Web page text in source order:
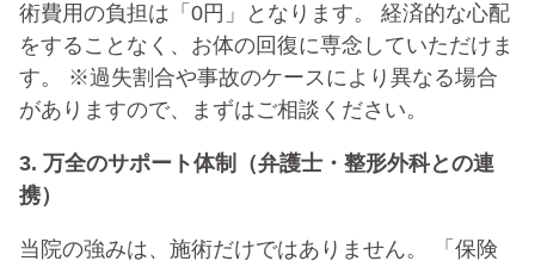
術費用の負担は「0円」となります。 経済的な心配
をすることなく、お体の回復に専念していただけま
す。 ※過失割合や事故のケースにより異なる場合
がありますので、まずはご相談ください。
3. 万全のサポート体制（弁護士・整形外科との連
携）
当院の強みは、施術だけではありません。 「保険